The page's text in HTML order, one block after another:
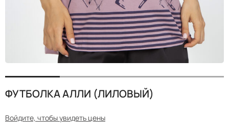
ФУТБОЛКА АЛЛИ (ЛИЛОВЫЙ)
Войдите, чтобы увидеть цены